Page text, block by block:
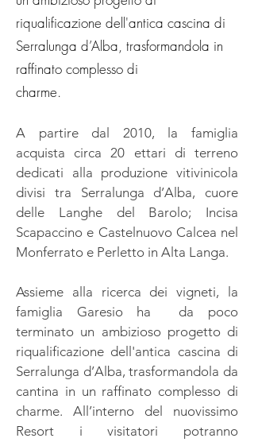
riqualificazione dell'antica cascina di
Serralunga d’Alba, trasformandola in
raffinato complesso di
charme.
A partire dal 2010, la famiglia
acquista circa 20 ettari di terreno
dedicati alla produzione vitivinicola
divisi tra Serralunga d’Alba, cuore
delle Langhe del Barolo; Incisa
Scapaccino e Castelnuovo Calcea nel
Monferrato e Perletto in Alta Langa.
Assieme alla ricerca dei vigneti,
la
famiglia Garesio ha da poco
terminato un ambizioso progetto di
riqualificazione dell'antica cascina di
Serralunga d’Alba, trasformandola da
cantina in un raffinato complesso di
charme. All’interno del nuovissimo
Resort i visitatori potranno